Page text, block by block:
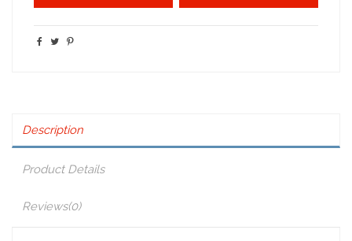
Description
Product Details
Reviews(0)